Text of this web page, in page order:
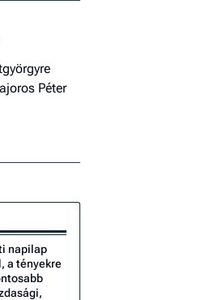
Péter
napilap
a tényekre